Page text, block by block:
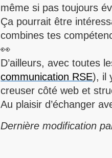
même si pas toujours
Ça pourrait être
combines tes
👀
D’ailleurs, avec toutes
communication RSE), il
creuser côté web et
Au plaisir d’échanger
Dernière modification